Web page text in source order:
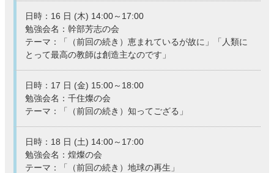
日時：16 日 (木) 14:00～17:00
勉強会名：幹部芳志の会
テーマ：「（前回の続き）恵まれているが故に」「人類に
とって最高の教師は創造主なのです」
日時：17 日 (金) 15:00～18:00
勉強会名：千住燦の会
テーマ：「（前回の続き）知ってござる」
日時：18 日 (土) 14:00～17:00
勉強会名：煌燦の会
テーマ：「（前回の続き）地球の再生」